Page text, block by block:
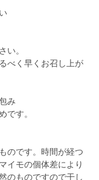
い。
べく早くお召し上が
み
です。
のです。時間が経つ
イモの個体差により
のものですので干し